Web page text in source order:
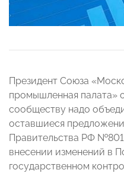
Президент Союза
промышленная палата»
сообществу надо
оставшиеся
Правительства РФ
внесении изменений в
государственном